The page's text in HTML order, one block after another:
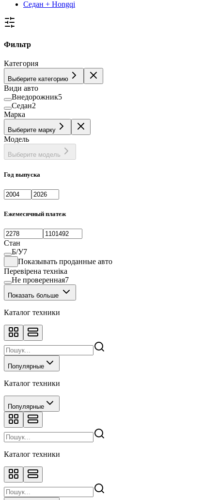
Седан + Hongqi
Фильтр
Категория
Выберите категорию
Види авто
Внедорожник5
Седан2
Марка
Выберите марку
Модель
Выберите модель
Год выпуска
Ежемесячный платеж
Стан
Б/У7
Показывать проданные авто
Перевірена техніка
Не проверенная7
Показать больше
Каталог техники
Популярные
Каталог техники
Популярные
Каталог техники